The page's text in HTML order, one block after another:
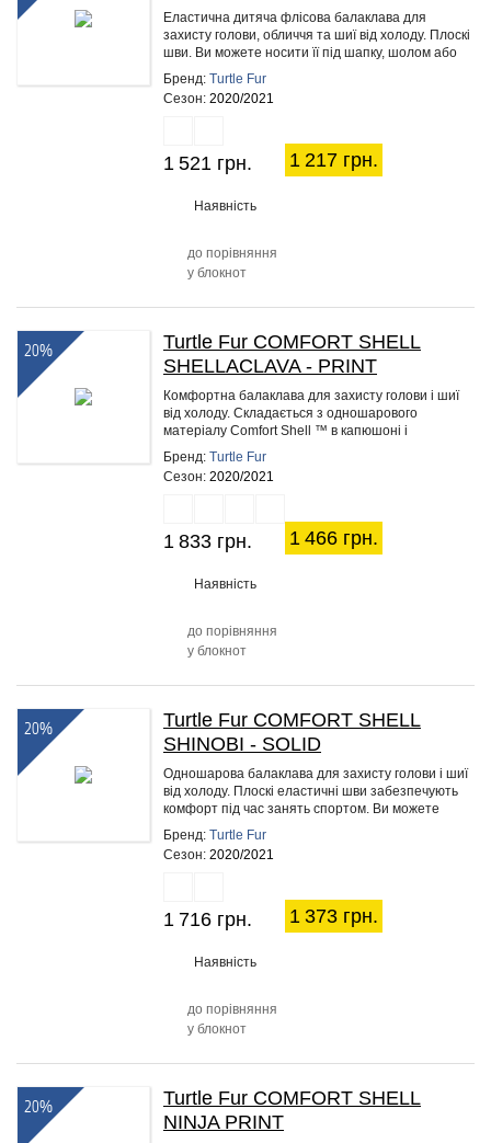
Еластична дитяча флісова балаклава для
захисту голови, обличчя та шиї від холоду. Плоскі
шви. Ви можете носити її під шапку, шолом або
самостійно. Підходить…
Бренд: Turtle Fur
Сезон: 2020/2021
1 521 грн. 1 217 грн.
Наявність
до порівняння
у блокнот
20%
Turtle Fur COMFORT SHELL
SHELLACLAVA - PRINT
Комфортна балаклава для захисту голови і шиї
від холоду. Складається з одношарового
матеріалу Comfort Shell ™ в капюшоні і
двошарового Comfort Shell ™ з…
Бренд: Turtle Fur
Сезон: 2020/2021
1 833 грн. 1 466 грн.
Наявність
до порівняння
у блокнот
20%
Turtle Fur COMFORT SHELL
SHINOBI - SOLID
Одношарова балаклава для захисту голови і шиї
від холоду. Плоскі еластичні шви забезпечують
комфорт під час занять спортом. Ви можете
носити її під шапку,…
Бренд: Turtle Fur
Сезон: 2020/2021
1 716 грн. 1 373 грн.
Наявність
до порівняння
у блокнот
20%
Turtle Fur COMFORT SHELL
NINJA PRINT